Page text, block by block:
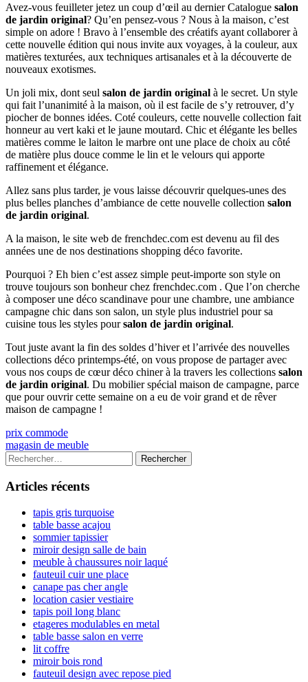
Avez-vous feuilleter jetez un coup d’œil au dernier Catalogue salon
de jardin original? Qu’en pensez-vous ? Nous à la maison, c’est
simple on adore ! Bravo à l’ensemble des créatifs ayant collaborer à
cette nouvelle édition qui nous invite aux voyages, à la couleur, aux
matières texturées, aux techniques artisanales et à la découverte de
nouveaux exotismes.
Un joli mix, dont seul salon de jardin original à le secret. Un style
qui fait l’unanimité à la maison, où il est facile de s’y retrouver, d’y
piocher de bonnes idées. Coté couleurs, cette nouvelle collection fait
honneur au vert kaki et le jaune moutard. Chic et élégante les belles
matières comme le laiton le marbre ont une place de choix au côté
de matière plus douce comme le lin et le velours qui apporte
raffinement et élégance.
Allez sans plus tarder, je vous laisse découvrir quelques-unes des
plus belles planches d’ambiance de cette nouvelle collection salon
de jardin original.
A la maison, le site web de frenchdec.com est devenu au fil des
années une de nos destinations shopping déco favorite.
Pourquoi ? Eh bien c’est assez simple peut-importe son style on
trouve toujours son bonheur chez frenchdec.com . Que l’on cherche
à composer une déco scandinave pour une chambre, une ambiance
campagne chic dans son salon, un style plus industriel pour sa
cuisine tous les styles poursalon de jardin original.
Tout juste avant la fin des soldes d’hiver et l’arrivée des nouvelles
collections déco printemps-été, on vous propose de partager avec
vous nos coups de cœur déco chiner à la travers les collections salon
de jardin original. Du mobilier spécial maison de campagne, parce
que pour ouvrir cette semaine on a eu de voir grand et de rêver
maison de campagne !
Navigation
de
l’article
Previous
article:
prix commode
Next
article:
magasin de meuble
Colonne
latérale
principale
Rechercher :
Articles récents
tapis gris turquoise
table basse acajou
sommier tapissier
miroir design salle de bain
meuble à chaussures noir laqué
fauteuil cuir une place
canape pas cher angle
location casier vestiaire
tapis poil long blanc
etageres modulables en metal
table basse salon en verre
lit coffre
miroir bois rond
fauteuil design avec repose pied